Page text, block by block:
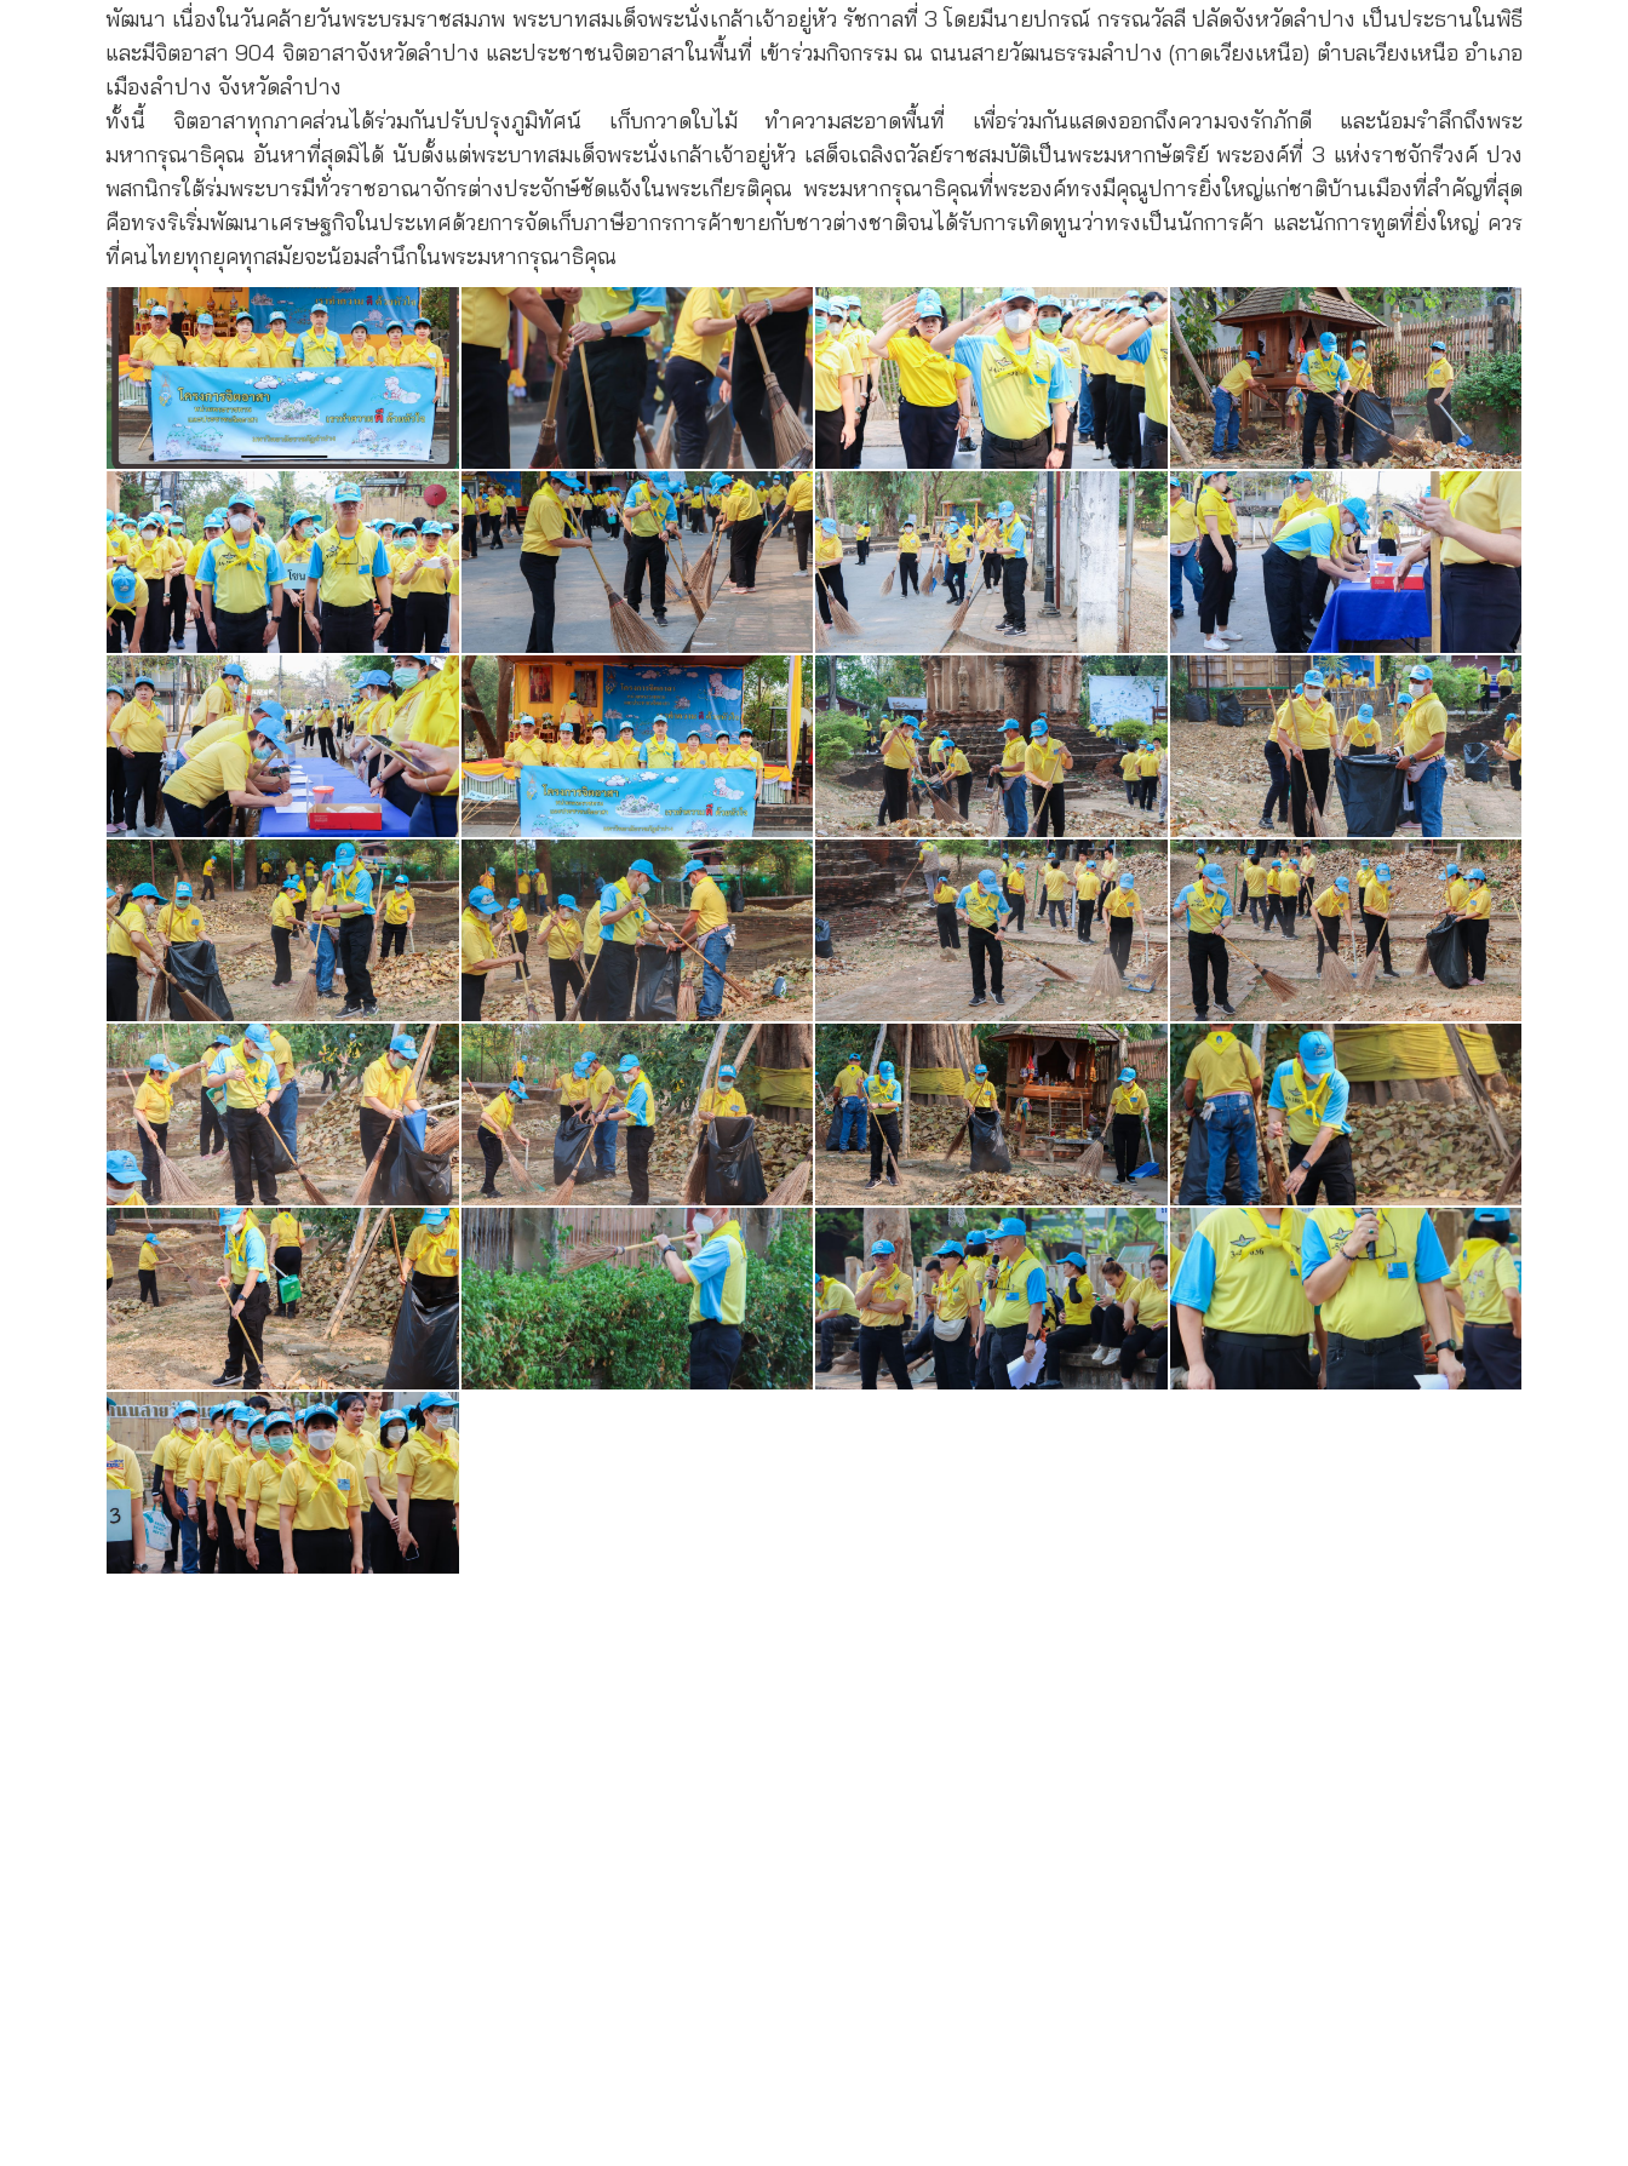
พัฒนา เนื่องในวันคล้ายวันพระบรมราชสมภพ พระบาทสมเด็จพระนั่งเกล้าเจ้าอยู่หัว รัชกาลที่ 3 โดยมีนายปกรณ์ กรรณวัลลี ปลัดจังหวัดลำปาง เป็นประธานในพิธี
และมีจิตอาสา 904 จิตอาสาจังหวัดลำปาง และประชาชนจิตอาสาในพื้นที่ เข้าร่วมกิจกรรม ณ ถนนสายวัฒนธรรมลำปาง (กาดเวียงเหนือ) ตำบลเวียงเหนือ อำเภอ
เมืองลำปาง จังหวัดลำปาง
ทั้งนี้ จิตอาสาทุกภาคส่วนได้ร่วมกันปรับปรุงภูมิทัศน์ เก็บกวาดใบไม้ ทำความสะอาดพื้นที่ เพื่อร่วมกันแสดงออกถึงความจงรักภักดี และน้อมรำลึกถึงพระ
มหากรุณาธิคุณ อันหาที่สุดมิได้ นับตั้งแต่พระบาทสมเด็จพระนั่งเกล้าเจ้าอยู่หัว เสด็จเถลิงถวัลย์ราชสมบัติเป็นพระมหากษัตริย์ พระองค์ที่ 3 แห่งราชจักรีวงค์ ปวง
พสกนิกรใต้ร่มพระบารมีทั่วราชอาณาจักรต่างประจักษ์ชัดแจ้งในพระเกียรติคุณ พระมหากรุณาธิคุณที่พระองค์ทรงมีคุณูปการยิ่งใหญ่แก่ชาติบ้านเมืองที่สำคัญที่สุด
คือทรงริเริ่มพัฒนาเศรษฐกิจในประเทศด้วยการจัดเก็บภาษีอากรการค้าขายกับชาวต่างชาติจนได้รับการเทิดทูนว่าทรงเป็นนักการค้า และนักการทูตที่ยิ่งใหญ่ ควร
ที่คนไทยทุกยุคทุกสมัยจะน้อมสำนึกในพระมหากรุณาธิคุณ